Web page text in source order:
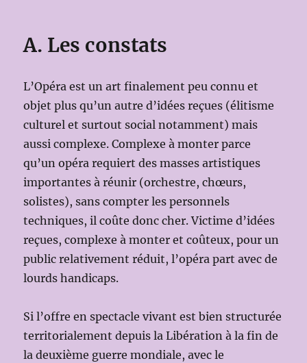
A. Les constats
L’Opéra est un art finalement peu connu et
objet plus qu’un autre d’idées reçues (élitisme
culturel et surtout social notamment) mais
aussi complexe. Complexe à monter parce
qu’un opéra requiert des masses artistiques
importantes à réunir (orchestre, chœurs,
solistes), sans compter les personnels
techniques, il coûte donc cher. Victime d’idées
reçues, complexe à monter et coûteux, pour un
public relativement réduit, l’opéra part avec de
lourds handicaps.
Si l’offre en spectacle vivant est bien structurée
territorialement depuis la Libération à la fin de
la deuxième guerre mondiale, avec le